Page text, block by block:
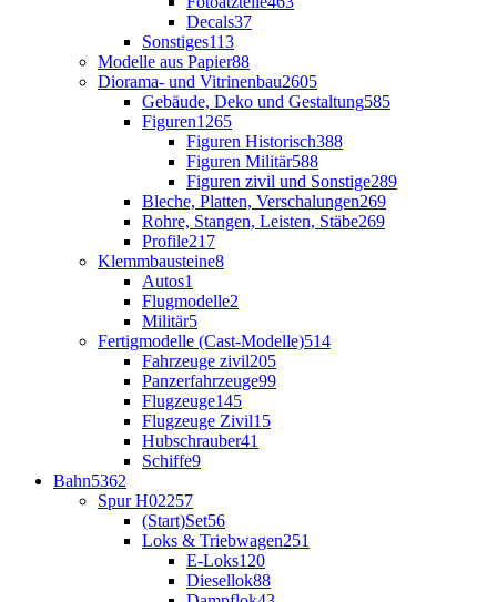
Decals37
Sonstiges113
Modelle aus Papier88
Diorama- und Vitrinenbau2605
Gebäude, Deko und Gestaltung585
Figuren1265
Figuren Historisch388
Figuren Militär588
Figuren zivil und Sonstige289
Bleche, Platten, Verschalungen269
Rohre, Stangen, Leisten, Stäbe269
Profile217
Klemmbausteine8
Autos1
Flugmodelle2
Militär5
Fertigmodelle (Cast-Modelle)514
Fahrzeuge zivil205
Panzerfahrzeuge99
Flugzeuge145
Flugzeuge Zivil15
Hubschrauber41
Schiffe9
Bahn5362
Spur H02257
(Start)Set56
Loks & Triebwagen251
E-Loks120
Diesellok88